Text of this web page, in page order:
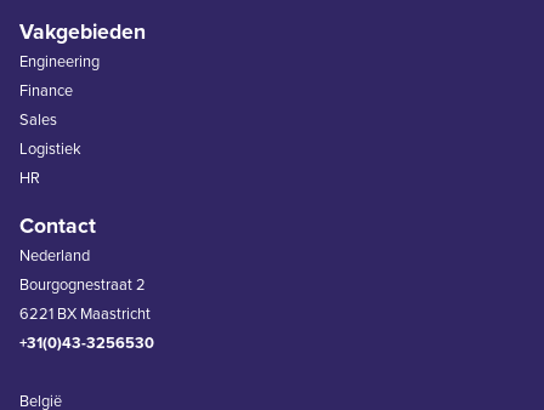
Vakgebieden
Engineering
Finance
Sales
Logistiek
HR
Contact
Nederland
Bourgognestraat 2
6221 BX Maastricht
+31(0)43-3256530
België